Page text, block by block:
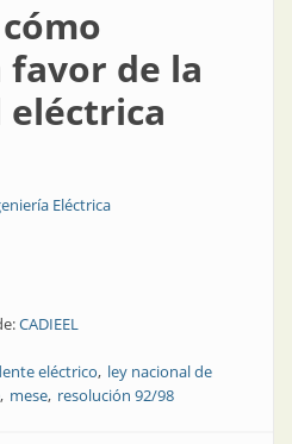
de la
eléctrica
Eléctrica
CADIEEL
eléctrico ley nacional de
mese resolución 92/98